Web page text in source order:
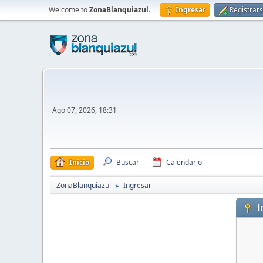
Welcome toZonaBlanquiazul. Ingresar
Ago 07, 2026, 18:31
Inicio Buscar Calendario
ZonaBlanquiazul ► Ingresar